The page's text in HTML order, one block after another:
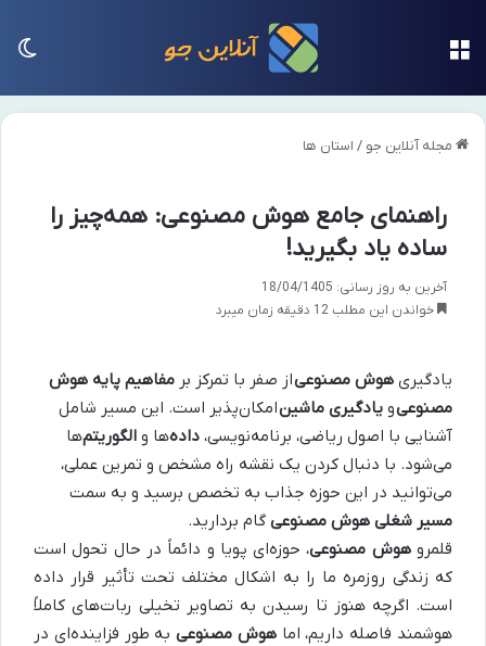
مجله آنلاین جو / استان ها
راهنمای جامع هوش مصنوعی: همه‌چیز را
ساده یاد بگیرید!
آخرین به روز رسانی: 18/04/1405
خواندن این مطلب 12 دقیقه زمان میبرد
یادگیری هوش مصنوعیاز صفر با تمرکز بر مفاهیم پایه هوش
مصنوعیو یادگیری ماشینامکان‌پذیر است. این مسیر شامل
آشنایی با اصول ریاضی، برنامه‌نویسی، داده‌ها و الگوریتم‌ها
می‌شود. با دنبال کردن یک نقشه راه مشخص و تمرین عملی،
می‌توانید در این حوزه جذاب به تخصص برسید و به سمت
مسیر شغلی هوش مصنوعی گام بردارید.
قلمروهوش مصنوعی، حوزه‌ای پویا و دائماً در حال تحول است
که زندگی روزمره ما را به اشکال مختلف تحت تأثیر قرار داده
است. اگرچه هنوز تا رسیدن به تصاویر تخیلی ربات‌های کاملاً
هوشمند فاصله داریم، اماهوش مصنوعیبه طور فزاینده‌ای در